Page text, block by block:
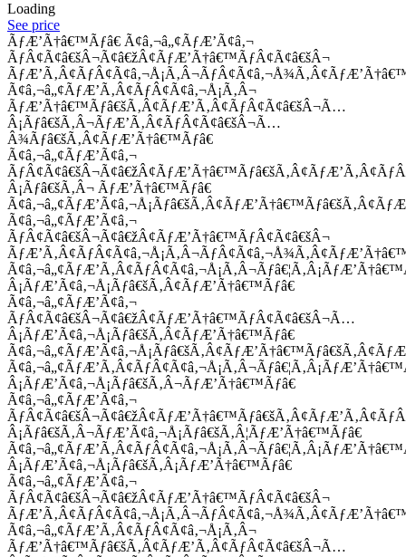
Loading
See price
ÃƒÆ’Ã†â€™Ãƒâ€ Ã¢â‚¬â„¢ÃƒÆ’Ã¢â‚¬
ÃƒÂ¢Ã¢â€šÂ¬Ã¢â€žÂ¢ÃƒÆ’Ã†â€™ÃƒÂ¢Ã¢â€šÂ¬
Ã¢â‚¬â„¢ÃƒÆ’Ã‚Â¢ÃƒÂ¢Ã¢â‚¬Å¡Ã‚Â¬
ÃƒÆ’Ã†â€™Ãƒâ€šÃ‚Â¢ÃƒÆ’Ã‚Â¢ÃƒÂ¢Ã¢â€šÂ¬Ã…
Â¡Ãƒâ€šÃ‚Â¬ÃƒÆ’Ã‚Â¢ÃƒÂ¢Ã¢â€šÂ¬Ã…
Â¾Ãƒâ€šÃ‚Â¢ÃƒÆ’Ã†â€™Ãƒâ€
Ã¢â‚¬â„¢ÃƒÆ’Ã¢â‚¬
Â¡Ãƒâ€šÃ‚Â¬ ÃƒÆ’Ã†â€™Ãƒâ€
Ã¢â‚¬â„¢ÃƒÆ’Ã¢â‚¬
ÃƒÂ¢Ã¢â€šÂ¬Ã¢â€žÂ¢ÃƒÆ’Ã†â€™ÃƒÂ¢Ã¢â€šÂ¬
Â¡ÃƒÆ’Ã¢â‚¬Å¡Ãƒâ€šÃ‚Â¢ÃƒÆ’Ã†â€™Ãƒâ€
Ã¢â‚¬â„¢ÃƒÆ’Ã¢â‚¬
ÃƒÂ¢Ã¢â€šÂ¬Ã¢â€žÂ¢ÃƒÆ’Ã†â€™ÃƒÂ¢Ã¢â€šÂ¬Ã…
Â¡ÃƒÆ’Ã¢â‚¬Å¡Ãƒâ€šÃ‚Â¢ÃƒÆ’Ã†â€™Ãƒâ€
Â¡ÃƒÆ’Ã¢â‚¬Å¡Ãƒâ€šÃ‚Â¬ÃƒÆ’Ã†â€™Ãƒâ€
Ã¢â‚¬â„¢ÃƒÆ’Ã¢â‚¬
Â¡Ãƒâ€šÃ‚Â¬ÃƒÆ’Ã¢â‚¬Å¡Ãƒâ€šÃ‚Â¦ÃƒÆ’Ã†â€™Ãƒâ€
Â¡ÃƒÆ’Ã¢â‚¬Å¡Ãƒâ€šÃ‚Â¡ÃƒÆ’Ã†â€™Ãƒâ€
Ã¢â‚¬â„¢ÃƒÆ’Ã¢â‚¬
ÃƒÂ¢Ã¢â€šÂ¬Ã¢â€žÂ¢ÃƒÆ’Ã†â€™ÃƒÂ¢Ã¢â€šÂ¬
Ã¢â‚¬â„¢ÃƒÆ’Ã‚Â¢ÃƒÂ¢Ã¢â‚¬Å¡Ã‚Â¬
ÃƒÆ’Ã†â€™Ãƒâ€šÃ‚Â¢ÃƒÆ’Ã‚Â¢ÃƒÂ¢Ã¢â€šÂ¬Ã…